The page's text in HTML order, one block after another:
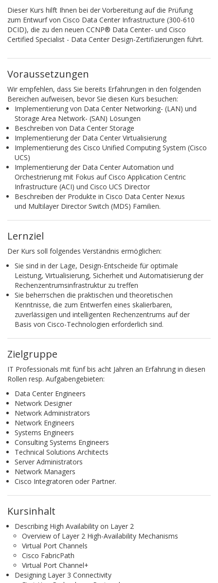
Dieser Kurs hilft Ihnen bei der Vorbereitung auf die Prüfung
zum Entwurf von Cisco Data Center Infrastructure (300-610
DCID), die zu den neuen CCNP® Data Center- und Cisco
Certified Specialist - Data Center Design-Zertifizierungen führt.
Voraussetzungen
Wir empfehlen, dass Sie bereits Erfahrungen in den folgenden
Bereichen aufweisen, bevor Sie diesen Kurs besuchen:
Implementierung von Data Center Networking- (LAN) und
Storage Area Network- (SAN) Lösungen
Beschreiben von Data Center Storage
Implementierung der Data Center Virtualisierung
Implementierung des Cisco Unified Computing System (Cisco
UCS)
Implementierung der Data Center Automation und
Orchestrierung mit Fokus auf Cisco Application Centric
Infrastructure (ACI) und Cisco UCS Director
Beschreiben der Produkte in Cisco Data Center Nexus
und Multilayer Director Switch (MDS) Familien.
Lernziel
Der Kurs soll folgendes Verständnis ermöglichen:
Sie sind in der Lage, Design-Entscheide für optimale
Leistung, Virtualisierung, Sicherheit und Automatisierung der
Rechenzentrumsinfrastruktur zu treffen
Sie beherrschen die praktischen und theoretischen
Kenntnisse, die zum Entwerfen eines skalierbaren,
zuverlässigen und intelligenten Rechenzentrums auf der
Basis von Cisco-Technologien erforderlich sind.
Zielgruppe
IT Professionals mit fünf bis acht Jahren an Erfahrung in diesen
Rollen resp. Aufgabengebieten:
Data Center Engineers
Network Designer
Network Administrators
Network Engineers
Systems Engineers
Consulting Systems Engineers
Technical Solutions Architects
Server Administrators
Network Managers
Cisco Integratoren oder Partner.
Kursinhalt
Describing High Availability on Layer 2
Overview of Layer 2 High-Availability Mechanisms
Virtual Port Channels
Cisco FabricPath
Virtual Port Channel+
Designing Layer 3 Connectivity